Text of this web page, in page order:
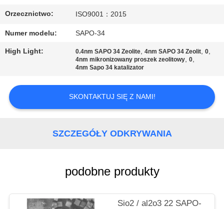
SIĘ
Z
NAMI
AKTUALNOŚCI
SPRAWY
POLICY
Orzecznictwo: ISO9001：2015
Numer modelu: SAPO-34
High Light: 0.4nm SAPO 34 Zeolite,4nm SAPO 34 Zeolit,0,
4nm mikronizowany proszek zeolitowy,0,
4nm Sapo 34 katalizator
SKONTAKTUJ SIĘ Z NAMI!
SZCZEGÓŁY ODKRYWANIA
podobne produkty
Sio2 / al2o3 22 SAPO-